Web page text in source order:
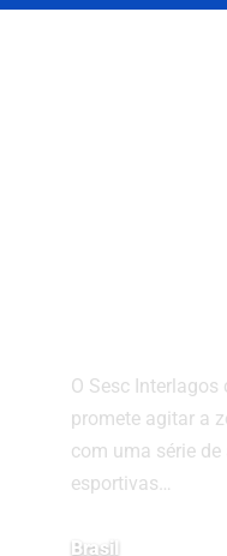
O Sesc Interlagos
promete agitar a
com uma série
esportivas…
Brasil